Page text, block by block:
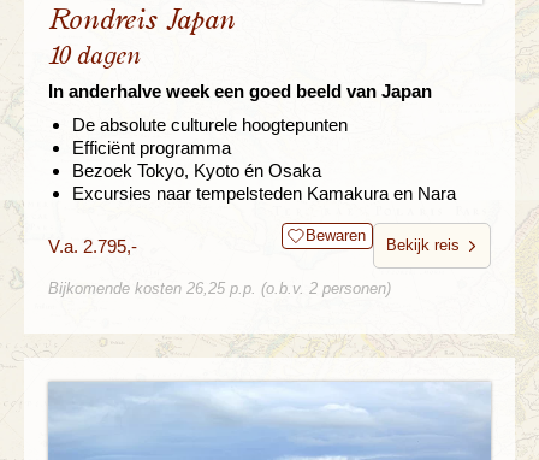
Rondreis Japan
10 dagen
In anderhalve week een goed beeld van Japan
De absolute culturele hoogtepunten
Efficiënt programma
Bezoek Tokyo, Kyoto én Osaka
Excursies naar tempelsteden Kamakura en Nara
V.a. 2.795,- Bewaren
Bekijk reis
Bijkomende kosten 26,25 p.p. (o.b.v. 2 personen)